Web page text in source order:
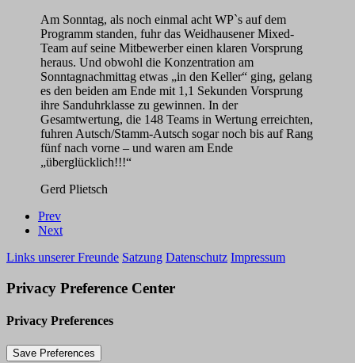
Am Sonntag, als noch einmal acht WP`s auf dem
Programm standen, fuhr das Weidhausener Mixed-
Team auf seine Mitbewerber einen klaren Vorsprung
heraus. Und obwohl die Konzentration am
Sonntagnachmittag etwas „in den Keller“ ging, gelang
es den beiden am Ende mit 1,1 Sekunden Vorsprung
ihre Sanduhrklasse zu gewinnen. In der
Gesamtwertung, die 148 Teams in Wertung erreichten,
fuhren Autsch/Stamm-Autsch sogar noch bis auf Rang
fünf nach vorne – und waren am Ende
„überglücklich!!!“
Gerd Plietsch
Prev
Next
Links unserer Freunde Satzung Datenschutz Impressum
Privacy Preference Center
Privacy Preferences